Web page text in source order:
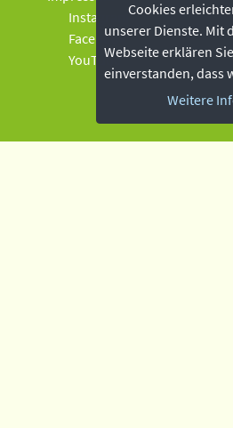
Cookies
unserer Dienste. Mit
Webseite erklären
einverstanden, dass
Weitere
Instagram
Facebook
YouTube